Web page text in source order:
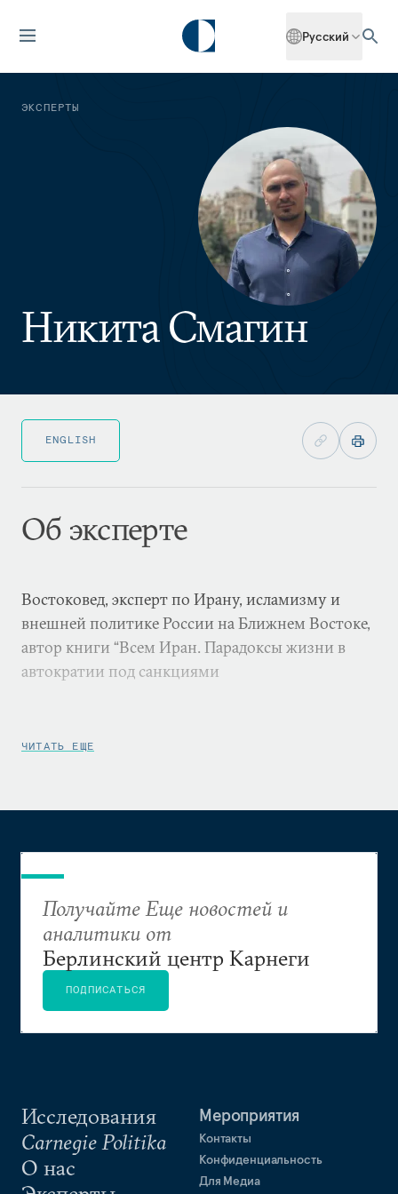
Русский
ЭКСПЕРТЫ
Никита Смагин
ENGLISH
Об эксперте
Востоковед, эксперт по Ирану, исламизму и
внешней политике России на Ближнем Востоке,
автор книги “Всем Иран. Парадоксы жизни в
автократии под санкциями
ЧИТАТЬ ЕЩЕ
Исследования
Carnegie Politika
О нас
Мероприятия
Контакты
Конфиденциальность
Для Медиа
Получайте Еще новостей и
аналитики от
Берлинский центр Карнеги
ПОДПИСАТЬСЯ